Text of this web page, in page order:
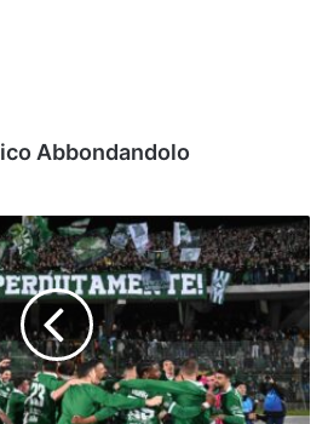
Abbondandolo